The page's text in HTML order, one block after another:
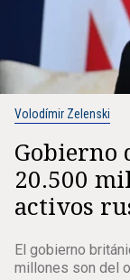
Volodímir Zelenski
Gobierno
20.500
activos
El gobierno
millones son del